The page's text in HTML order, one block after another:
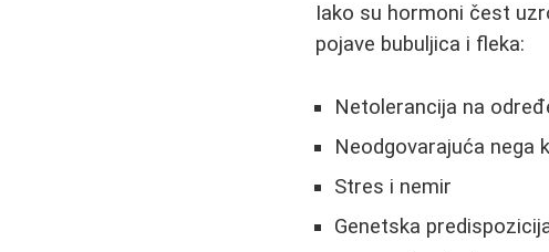
Iako su hormoni čest
pojave bubuljica i fleka:
Netolerancija na
Neodgovarajuća nega
Stres i nemir
Genetska